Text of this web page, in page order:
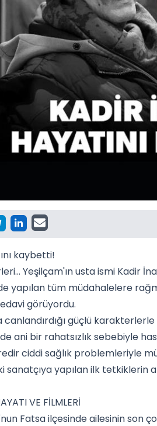
kaybetti!
Yeşilçam'ın usta ismi Kadir
yapılan tüm müdahalelere
görüyordu.
canlandırdığı güçlü
ani bir rahatsızlık sebebiyle
ciddi sağlık problemleriyle
sanatçıya yapılan ilk
VE FİLMLERİ
Fatsa ilçesinde ailesinin son